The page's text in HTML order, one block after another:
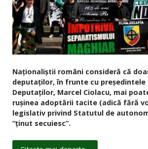
Naționaliștii români consideră că
deputaților, în frunte cu președintele
Deputaților, Marcel Ciolacu, mai
rușinea adoptării tacite (adică fără
legislativ privind Statutul de
“ținut secuiesc”.